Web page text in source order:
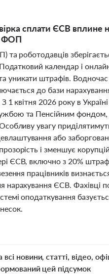
сплати ЄСВ вплине
ФОП
роботодавців
календар і
уникати штрафів.
до бази
1 квітня 2026 року в
та Пенсійним фондом,
увагу
або
і зменшує
ЄСВ, включно з 20%
працівників
ЄСВ. Фахівці
оподаткування
новини, статті, відео,
цей підсумок